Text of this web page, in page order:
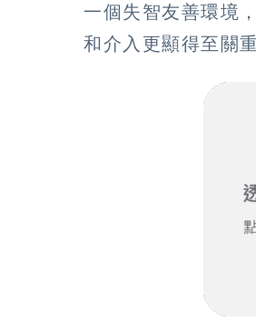
一個失智友善環境
和介入更顯得至關重